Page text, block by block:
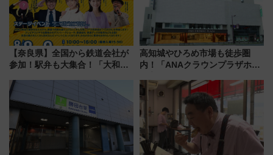
【奈良県】全国から鉄道会社が
参加！駅弁も大集合！「大和鉄
に開催決定
高知城やひろめ市場も徒歩圏
内！「ANAクラウンプラザホテ